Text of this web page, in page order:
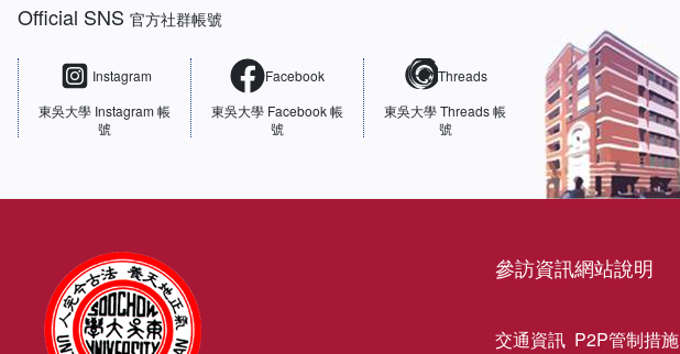
Official SNS 官方社群帳號
Instagram
東吳大學 Instagram 帳
號
Facebook
東吳大學 Facebook 帳
號
Threads
東吳大學Threads 帳
號
參訪資訊
交通資訊
網站說明
P2P管制措施